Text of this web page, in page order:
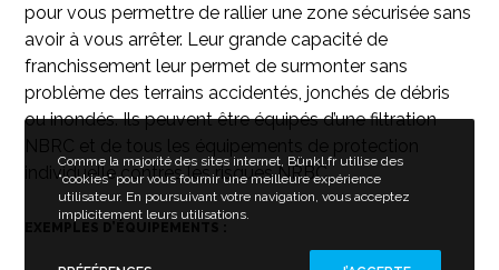
pour vous permettre de rallier une zone sécurisée sans
avoir à vous arrêter. Leur grande capacité de
franchissement leur permet de surmonter sans
problème des terrains accidentés, jonchés de débris
ou inondés. Ils peuvent être équipés d’une filtration
NBRC et de tous les équipements de protection
individuelle contres les risques NRBC.
Comme la majorité des sites internet, Bünkl.fr utilise des
“cookies” pour vous fournir une meilleure expérience
utilisateur. En poursuivant votre navigation, vous acceptez
implicitement leurs utilisations.